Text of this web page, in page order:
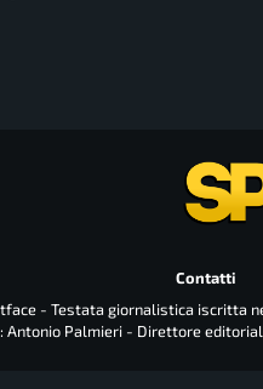
Contatti
- Testata giornalistica iscritta
Palmieri - Direttore